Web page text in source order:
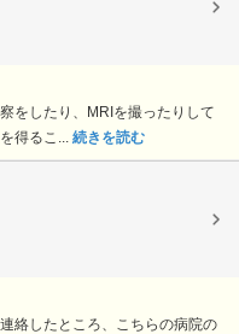
をしたり、MRIを撮ったりして
得るこ... 続きを読む
絡したところ、こちらの病院の